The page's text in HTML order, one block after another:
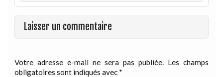
Laisser un commentaire
Votre adresse e-mail ne sera pas publiée. Les champs
obligatoires sont indiqués avec *